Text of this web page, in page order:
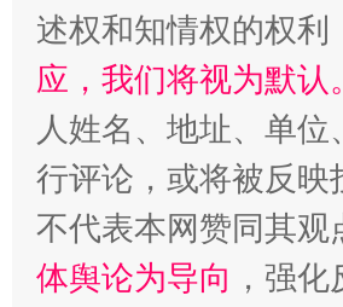
招工难、用工荒背后
述权和知情权的权利
应，我们将视为默
人姓名、地址、单
行评论，或将被反
不代表本网赞同其
体舆论为导向 ，强